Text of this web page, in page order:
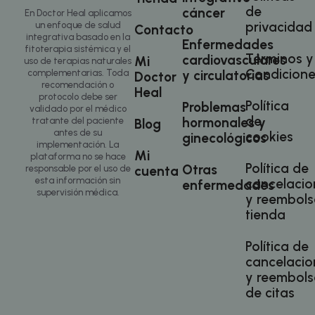
En Doctor Heal aplicamos
un enfoque de salud
integrativa basado en la
fitoterapia sistémica y el
uso de terapias naturales
complementarias. Toda
recomendación o
protocolo debe ser
validado por el médico
tratante del paciente
antes de su
implementación. La
plataforma no se hace
responsable por el uso de
esta información sin
supervisión médica.
Contacto
Mi
Doctor
Heal
Blog
Mi
cuenta
cáncer
Enfermedades
cardiovasculares
y circulatorias
Problemas
hormonales y
ginecológicos
Otras
enfermedades
de
privacidad
Términos y
Política
de
cookies
Política de
y
tienda
Política de
y
de citas
1 mes
Política de Privacidad de Google